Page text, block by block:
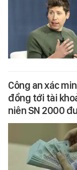
Công an xác
đồng tới tài
niên SN 2000